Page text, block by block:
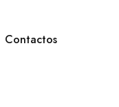
Contactos